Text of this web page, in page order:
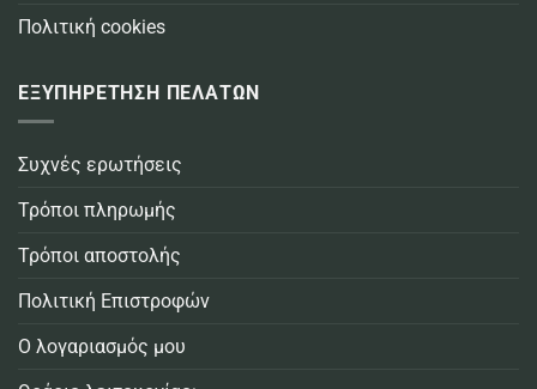
Πολιτική cookies
ΕΞΥΠΗΡΕΤΗΣΗ ΠΕΛΑΤΩΝ
Συχνές ερωτήσεις
Τρόποι πληρωμής
Τρόποι αποστολής
Πολιτική Επιστροφών
Ο λογαριασμός μου